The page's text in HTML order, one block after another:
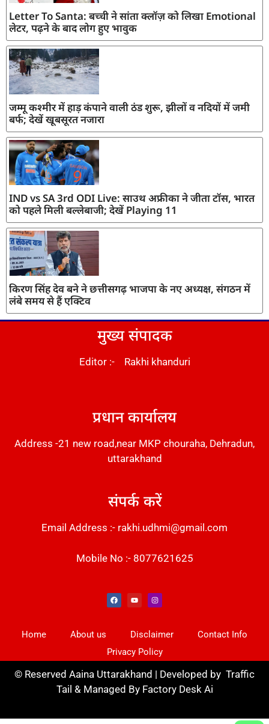
Letter To Santa: बच्ची ने सांता क्लॉज़ को लिखा Emotional
लेटर, पढ़ने के बाद लोग हुए भावुक
जम्मू कश्मीर में हाड़ कंपाने वाली ठंड शुरू, झीलों व नदियों में जमी
बर्फ; देखें खूबसूरत नजारा
IND vs SA 3rd ODI Live: साउथ अफ्रीका ने जीता टॉस, भारत
को पहले मिली बल्लेबाजी; देखें Playing 11
किरण सिंह देव बने ने छत्तीसगढ़ भाजपा के नए अध्यक्ष, संगठन में
लंबे समय से हैं एक्टिव
मुख्य संपादक
Editor :- Rakhi khanduri
प्रधान कार्यालय
Address -21 new road,near MKP chouraha, Dehradun,
uttarakhand
संपर्क करें
Email Address :- rakhi.udhmi@gmail.com
Mobile No :- 8077621625
Home About us Disclaimer
Contact Info
Privacy Policy
© Reserved Aaina Uttarakhand | Developed by Traffic
Tail & Managed By Factory Desk Ai